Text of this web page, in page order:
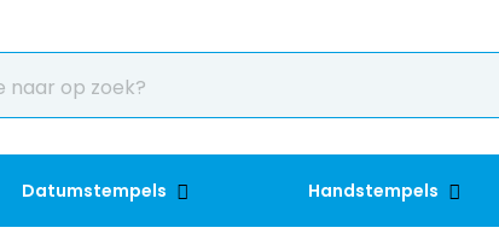
Datumstempels Handstempels